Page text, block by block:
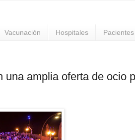
Vacunación Hospitales Pacientes
amplia oferta de ocio